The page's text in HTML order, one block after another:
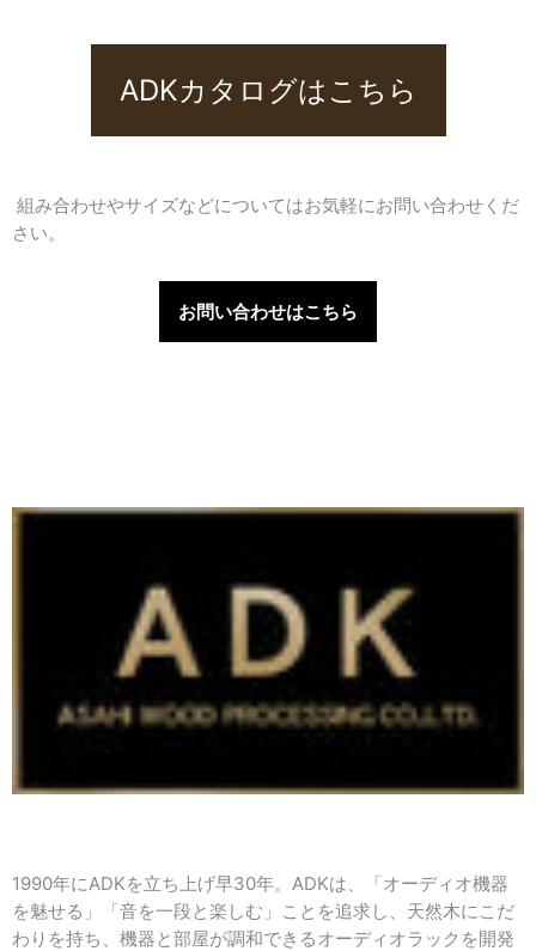
ADKカタログはこちら
組み合わせやサイズなどについてはお気軽にお問い合わせくだ
さい。
お問い合わせはこちら
1990年にADKを立ち上げ早30年。ADKは、「オーディオ機器
を魅せる」「音を一段と楽しむ」ことを追求し、天然木にこだ
わりを持ち、機器と部屋が調和できるオーディオラックを開発